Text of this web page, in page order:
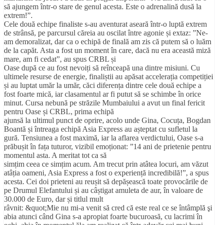
să ajungem într-o stare de genul acesta. Este o adrenalină dusă la
extrem!”.
Cele două echipe finaliste s-au aventurat aseară într-o luptă extrem
de strânsă, pe parcursul căreia au oscilat între agonie și extaz: ”Ne-
am demoralizat, dar ca o echipă de finală am zis că putem să o luăm
de la capăt. Asta a fost un moment în care, dacă nu era această miză
mare, am fi cedat”, au spus CRBL și
Oase după ce au fost nevoiți să reînceapă una dintre misiuni. Cu
ultimele resurse de energie, finaliștii au apăsat accelerația competiției
și au luptat umăr la umăr, căci diferența dintre cele două echipe a
fost foarte mică, iar clasamentul ar fi putut să se schimbe în orice
minut. Cursa nebună pe străzile Mumbaiului a avut un final fericit
pentru Oase și CRBL, prima echipă
ajunsă la ultimul punct de oprire, acolo unde Gina, Cocuța, Bogdan
Boantă și întreaga echipă Asia Express au așteptat cu sufletul la
gură. Tensiunea a fost maximă, iar la aflarea verdictului, Oase s-a
prăbușit în fața tuturor, vizibil emoționat: ”14 ani de prietenie pentru
momentul asta. A meritat tot ca să
simțim ceea ce simțim acum. Am trecut prin atâtea locuri, am văzut
atâția oameni, Asia Express a fost o experiență incredibilă!”, a spus
acesta. Cei doi prieteni au reușit să depășească toate provocările de
pe Drumul Elefantului și au câștigat amuleta de aur, în valoare de
30.000 de Euro, dar și titlul mult
râvnit: &quot;Mie nu mi-a venit să cred că este real ce se întâmplă şi
abia atunci când Gina s-a apropiat foarte bucuroasă, cu lacrimi în